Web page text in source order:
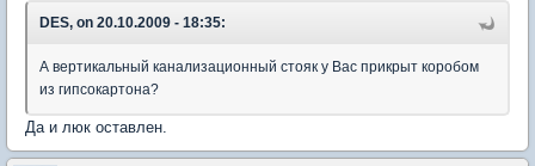
DES, on 20.10.2009 - 18:35:
А вертикальный канализационный стояк у Вас прикрыт коробом
из гипсокартона?
Да и люк оставлен.